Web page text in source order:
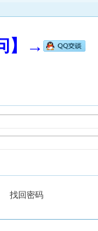
】→
找回密码